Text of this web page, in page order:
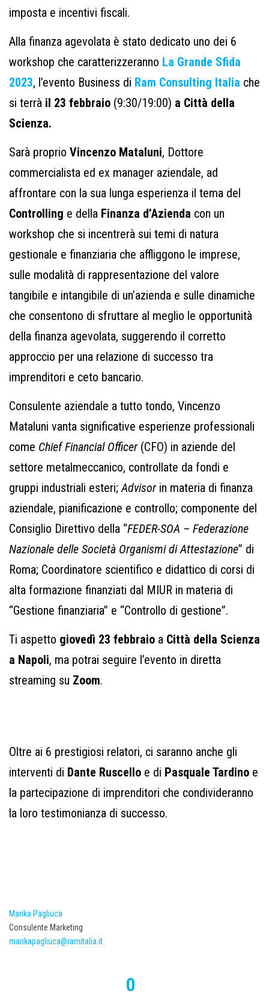
imposta e incentivi fiscali.
Alla finanza agevolata è stato dedicato uno dei 6
workshop che caratterizzeranno La Grande Sfida
2023, l’evento Business di Ram Consulting Italia che
si terrà il 23 febbraio (9:30/19:00) a Città della
Scienza.
Sarà proprio Vincenzo Mataluni, Dottore
commercialista ed ex manager aziendale, ad
affrontare con la sua lunga esperienza il tema del
Controlling e della Finanza d’Azienda con un
workshop che si incentrerà sui temi di natura
gestionale e finanziaria che affliggono le imprese,
sulle modalità di rappresentazione del valore
tangibile e intangibile di un’azienda e sulle dinamiche
che consentono di sfruttare al meglio le opportunità
della finanza agevolata, suggerendo il corretto
approccio per una relazione di successo tra
imprenditori e ceto bancario.
Consulente aziendale a tutto tondo, Vincenzo
Mataluni vanta significative esperienze professionali
come Chief Financial Officer(CFO) in aziende del
settore metalmeccanico, controllate da fondi e
gruppi industriali esteri;Advisor in materia di finanza
aziendale, pianificazione e controllo; componente del
Consiglio Direttivo della “FEDER-SOA – Federazione
Nazionale delle Società Organismi di Attestazione” di
Roma; Coordinatore scientifico e didattico di corsi di
alta formazione finanziati dal MIUR in materia di
“Gestione finanziaria” e “Controllo di gestione”.
Ti aspetto giovedì 23 febbraio a Città della Scienza
a Napoli, ma potrai seguire l’evento in diretta
streaming su Zoom.
Oltre ai 6 prestigiosi relatori, ci saranno anche gli
interventi di Dante Ruscello e di Pasquale Tardino e
la partecipazione di imprenditori che condivideranno
la loro testimonianza di successo.
Marika Pagliuca
Consulente Marketing
marikapagliuca@ramitalia.it
0